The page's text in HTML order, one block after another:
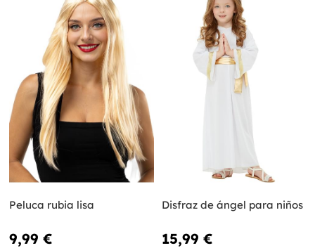
Peluca rubia lisa
9,99 €
Disfraz de ángel para niños
15,99 €